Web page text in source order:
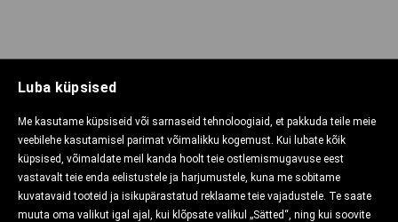
Luba küpsised
Me kasutame küpsiseid või sarnaseid tehnoloogiaid, et pakkuda teile meie
veebilehe kasutamisel parimat võimalikku kogemust. Kui lubate kõik
küpsised, võimaldate meil kanda hoolt teie ostlemismugavuse eest
vastavalt teie enda eelistustele ja harjumustele, kuna me sobitame
kuvatavaid tooteid ja isikupärastatud reklaame teie vajadustele. Te saate
muuta oma valikut igal ajal, kui klõpsate valikul „Sätted“, ning kui soovite